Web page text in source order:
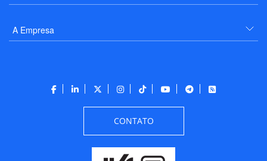
A Empresa
CONTATO